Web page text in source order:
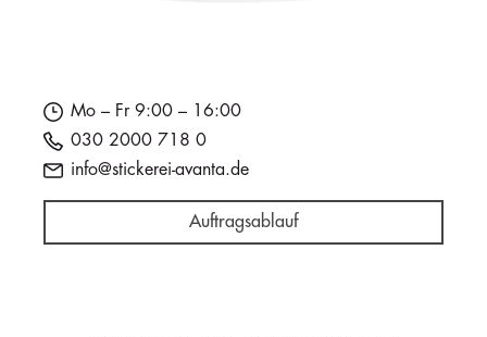
Mo – Fr 9:00 – 16:00
030 2000 718 0
info@stickerei-avanta.de
Auftragsablauf